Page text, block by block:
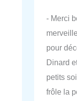
- Merci
pour
Dinard
petits
frôle la